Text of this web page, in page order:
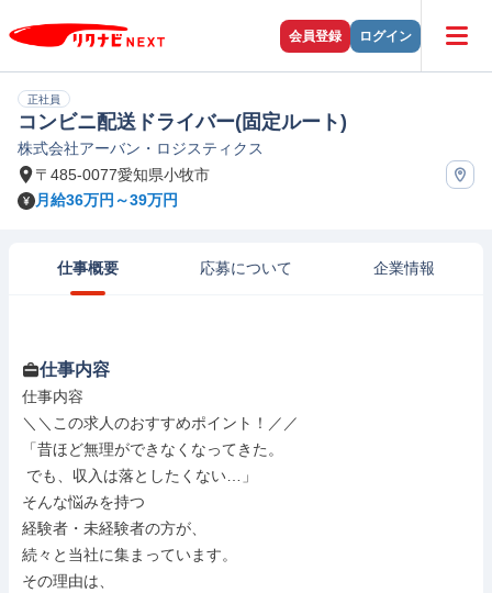
会員登録 ログイン
正社員
コンビニ配送ドライバー(固定ルート)
株式会社アーバン・ロジスティクス
〒485-0077愛知県小牧市
月給36万円～39万円
仕事概要 応募について 企業情報
仕事内容
仕事内容
＼＼この求人のおすすめポイント！／／
「昔ほど無理ができなくなってきた。
そんな悩みを持つ
経験者・未経験者の方が、
続々と当社に集まっています。
その理由は、